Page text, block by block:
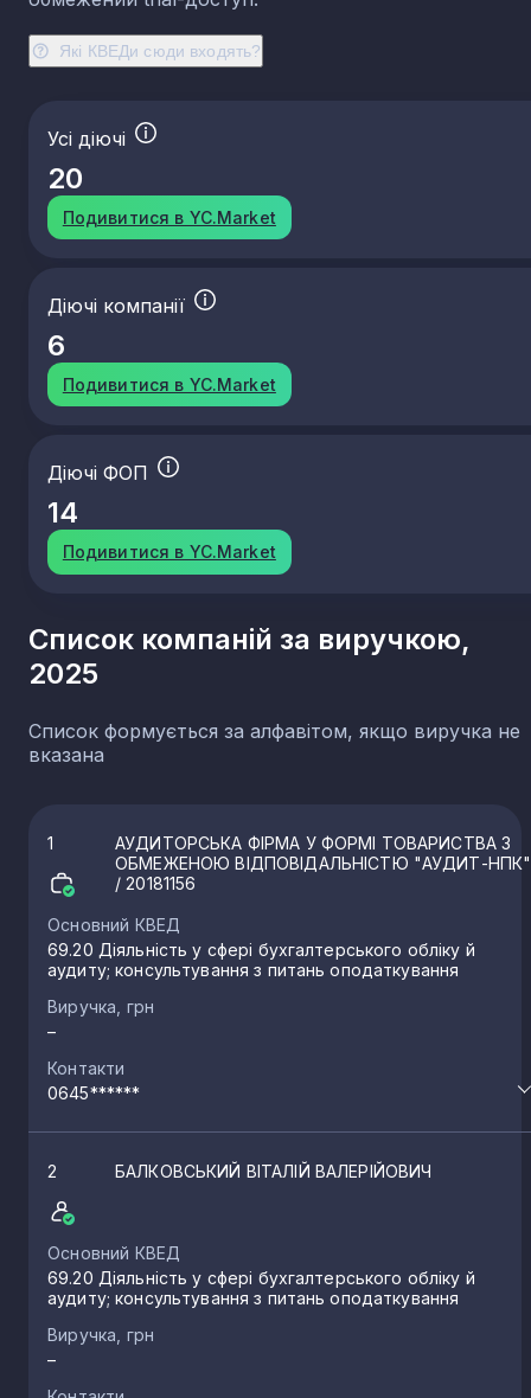
Які КВЕДи сюди входять?
Усі діючі
20
Подивитися в YC.Market
Діючі компанії
6
Подивитися в YC.Market
Діючі ФОП
14
Подивитися в YC.Market
Список компаній за виручкою,
2025
Список формується за алфавітом, якщо виручка не
вказана
1
АУДИТОРСЬКА ФІРМА У ФОРМІ ТОВАРИСТВА З
ОБМЕЖЕНОЮ ВІДПОВІДАЛЬНІСТЮ "АУДИТ-НПК"
/ 20181156
Основний КВЕД
69.20 Діяльність у сфері бухгалтерського обліку й
аудиту; консультування з питань оподаткування
Виручка, грн
–
Контакти
0645******
2 БАЛКОВСЬКИЙ ВІТАЛІЙ ВАЛЕРІЙОВИЧ
Основний КВЕД
69.20 Діяльність у сфері бухгалтерського обліку й
аудиту; консультування з питань оподаткування
Виручка, грн
–